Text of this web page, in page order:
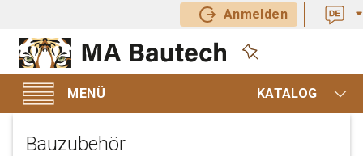
KATALOG
Anmelden
Bauzubehör